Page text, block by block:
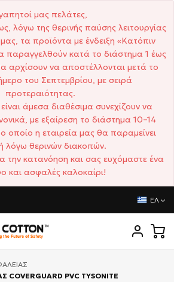
μας πελάτες,
λόγω της θερινής παύσης λειτουργίας
τα προϊόντα με ένδειξη «Κατόπιν
παραγγελθούν κατά το διάστημα 1 έως
αρχίσουν να αποστέλλονται μετά το
του Σεπτεμβρίου, με σειρά
προτεραιότητας.
άμεσα διαθέσιμα συνεχίζουν να
με εξαίρεση το διάστημα 10–14
οποίο η εταιρεία μας θα παραμείνει
λόγω θερινών διακοπών.
την κατανόηση και σας ευχόμαστε ένα
και ασφαλές καλοκαίρι!
ΕΛ
COVERGUARD PVC TYSONITE